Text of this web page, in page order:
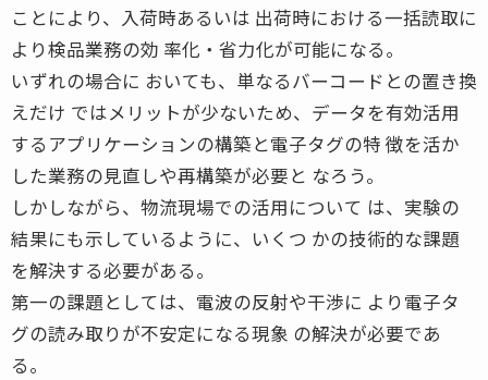
ことにより、入荷時あるいは 出荷時における一括読取に
より検品業務の効 率化・省力化が可能になる。
いずれの場合に おいても、単なるバーコードとの置き換
えだけ ではメリットが少ないため、データを有効活用
するアプリケーションの構築と電子タグの特 徴を活か
した業務の見直しや再構築が必要と なろう。
しかしながら、物流現場での活用について は、実験の
結果にも示しているように、いくつ かの技術的な課題
を解決する必要がある。
第一の課題としては、電波の反射や干渉に より電子タ
グの読み取りが不安定になる現象 の解決が必要であ
る。